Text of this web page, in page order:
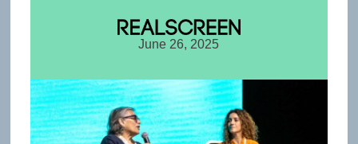
June 26, 2025